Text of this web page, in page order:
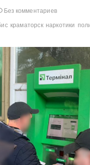
Без комментариев
краматорск наркотики